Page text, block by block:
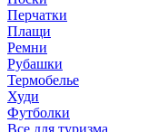
Перчатки
Плащи
Ремни
Рубашки
Термобелье
Худи
Футболки
Все для туризма